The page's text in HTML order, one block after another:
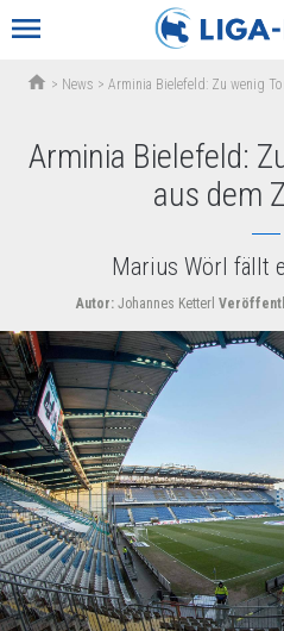
menu
home > News >Arminia Bielefeld: Zu wenig
Arminia Bielefeld:
aus dem
Marius Wörl fällt
Autor: Johannes Ketterl